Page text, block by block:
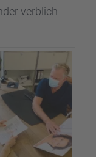
verblich